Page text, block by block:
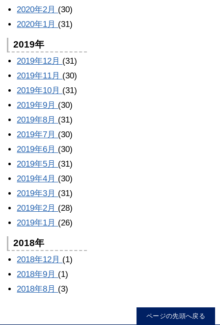
2020年2月 (30)
2020年1月 (31)
2019年
2019年12月 (31)
2019年11月 (30)
2019年10月 (31)
2019年9月 (30)
2019年8月 (31)
2019年7月 (30)
2019年6月 (30)
2019年5月 (31)
2019年4月 (30)
2019年3月 (31)
2019年2月 (28)
2019年1月 (26)
2018年
2018年12月 (1)
2018年9月 (1)
2018年8月 (3)
ページの先頭へ戻る